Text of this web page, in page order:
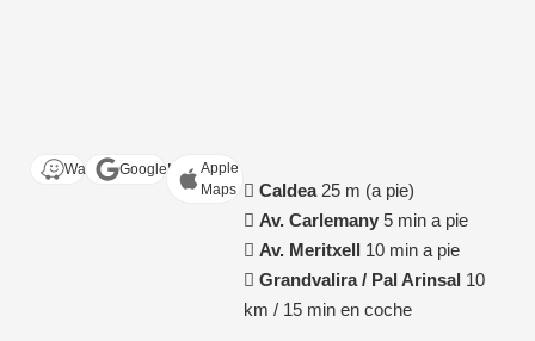
Waze GoogleMapsApple
Maps
Caldea 25 m (a pie)
Av. Carlemany 5 min a pie
Av. Meritxell 10 min a pie
Grandvalira / Pal Arinsal 10
km / 15 min en coche